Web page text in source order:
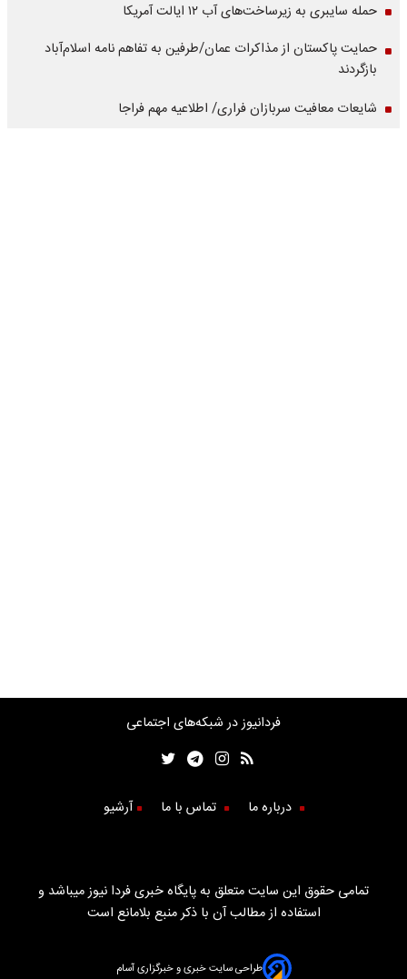
حمله سایبری به زیرساخت‌های آب ۱۲ ایالت آمریکا
حمایت پاکستان از مذاکرات عمان/طرفین به تفاهم نامه اسلام‌آباد
بازگردند
شایعات معافیت سربازان فراری/ اطلاعیه مهم فراجا
فردانیوز در شبکه‌های اجتماعی
درباره ما تماس با ما آرشیو
تمامی حقوق این سایت متعلق به پایگاه خبری فردا نیوز میباشد و
استفاده از مطالب آن با ذکر منبع بلامانع است
طراحی سایت خبری و خبرگزاری آسام